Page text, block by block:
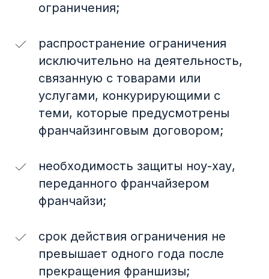
ограничения;
распространение ограничения
исключительно на деятельность,
связанную с товарами или
услугами, конкурирующими с
теми, которые предусмотрены
франчайзинговым договором;
необходимость защиты ноу-хау,
переданного франчайзером
франчайзи;
срок действия ограничения не
превышает одного года после
прекращения франшизы;
В этом выпуске